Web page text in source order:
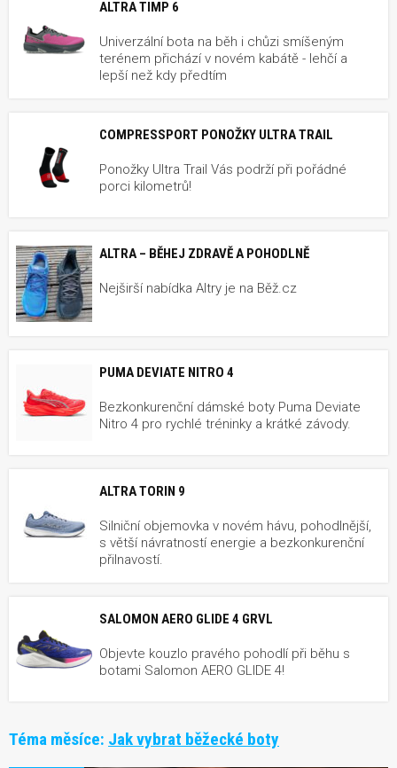
ALTRA TIMP 6
Univerzální bota na běh i chůzi smíšeným
terénem přichází v novém kabátě - lehčí a
lepší než kdy předtím
COMPRESSPORT PONOŽKY ULTRA TRAIL
Ponožky Ultra Trail Vás podrží při pořádné
porci kilometrů!
ALTRA – BĚHEJ ZDRAVĚ A POHODLNĚ
Nejširší nabídka Altry je na Běž.cz
PUMA DEVIATE NITRO 4
Bezkonkurenční dámské boty Puma Deviate
Nitro 4 pro rychlé tréninky a krátké závody.
ALTRA TORIN 9
Silniční objemovka v novém hávu, pohodlnější,
s větší návratností energie a bezkonkurenční
přilnavostí.
SALOMON AERO GLIDE 4 GRVL
Objevte kouzlo pravého pohodlí při běhu s
botami Salomon AERO GLIDE 4!
Téma měsíce: Jak vybrat běžecké boty